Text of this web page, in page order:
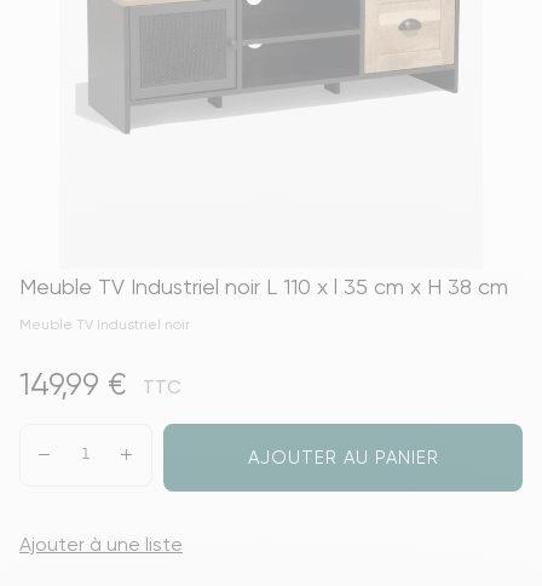
Meuble TV Industriel noir L 110 x l 35 cm x H 38 cm
Meuble TV Industriel noir
149,99 € TTC
AJOUTER AU PANIER
Ajouter à une liste